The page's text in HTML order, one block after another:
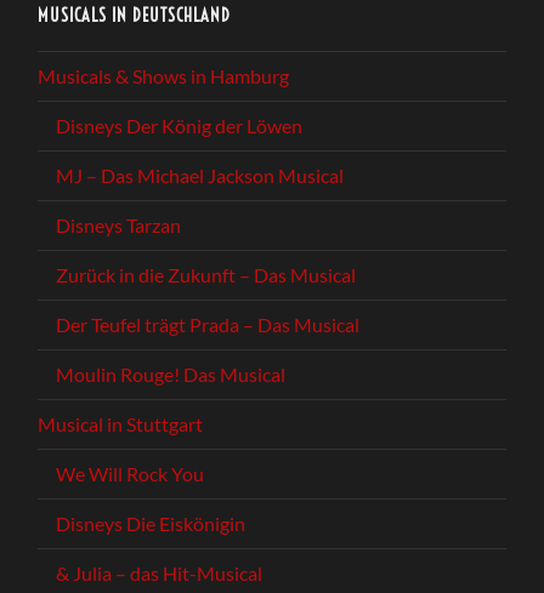
MUSICALS IN DEUTSCHLAND
Musicals & Shows in Hamburg
Disneys Der König der Löwen
MJ – Das Michael Jackson Musical
Disneys Tarzan
Zurück in die Zukunft – Das Musical
Der Teufel trägt Prada – Das Musical
Moulin Rouge! Das Musical
Musical in Stuttgart
We Will Rock You
Disneys Die Eiskönigin
& Julia – das Hit-Musical